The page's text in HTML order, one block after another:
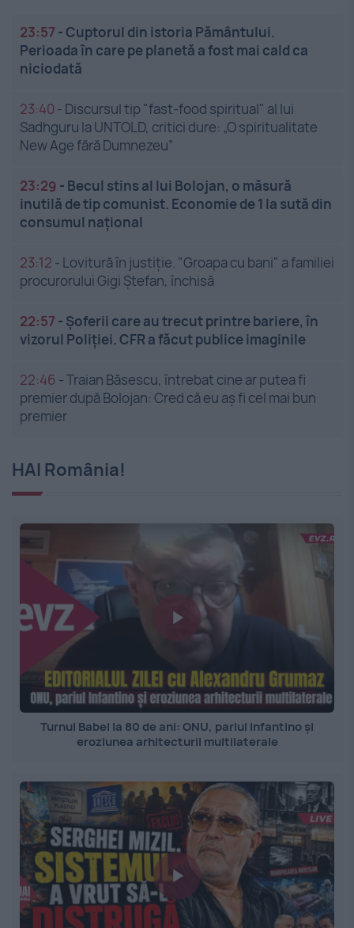
23:57 -Cuptorul din istoria Pământului.
Perioada în care pe planetă a fost mai cald ca
niciodată
23:40 - Discursul tip "fast-food spiritual" al lui
Sadhguru la UNTOLD, critici dure: „O spiritualitate
New Age fără Dumnezeu”
23:29 - Becul stins al lui Bolojan, o măsură
inutilă de tip comunist. Economie de 1 la sută din
consumul național
23:12 - Lovitură în justiție. "Groapa cu bani" a familiei
procurorului Gigi Ștefan, închisă
22:57 - Șoferii care au trecut printre bariere, în
vizorul Poliției. CFR a făcut publice imaginile
22:46 -Traian Băsescu, întrebat cine ar putea fi
premier după Bolojan: Cred că eu aș fi cel mai bun
premier
HAI România!
Turnul Babel la 80 de ani: ONU, pariul Infantino și
eroziunea arhitecturii multilaterale